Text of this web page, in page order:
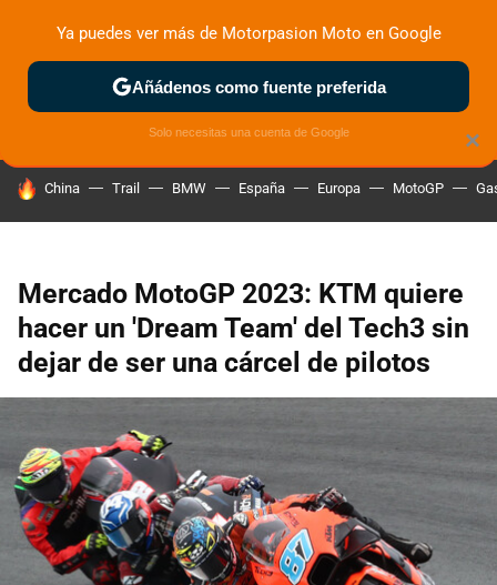
ZONA DE PRUEBAS DEPORTIVAS MOTOS ELÉCTRICAS
HOY SE HABLA DE
China Trail BMW España Europa MotoGP
Mercado MotoGP 2023: KTM quiere
hacer un 'Dream Team' del Tech3 sin
dejar de ser una cárcel de pilotos
×
Ya puedes ver más de Motorpasion Moto en Google
Añádenos como fuente preferida
Solo necesitas una cuenta de Google